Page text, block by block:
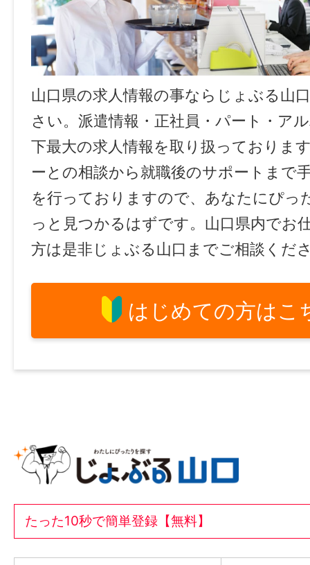
山口県の求人情報の事ならじょぶる山
さい。派遣情報・正社員・パート・ア
下最大の求人情報を取り扱っておりま
ーとの相談から就職後のサポートまで
を行っておりますので、あなたにぴっ
っと見つかるはずです。山口県内でお
方は是非じょぶる山口までご相談くだ
はじめての方はこ
たった10秒で簡単登録【無料】